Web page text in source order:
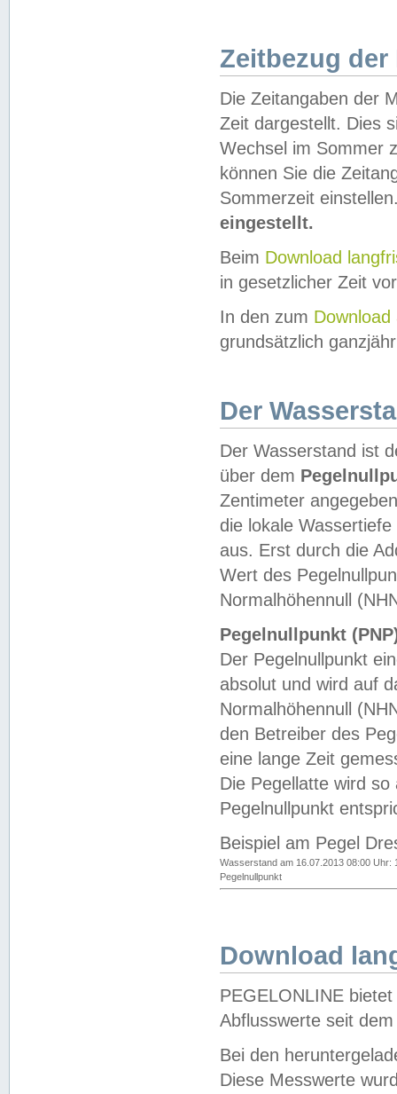
Zeitbezug der
Die Zeitangaben der
Zeit dargestellt. Dies
Wechsel im Sommer
können Sie die
Sommerzeit
eingestellt.
Beim Download
in gesetzlicher Zeit
In den zum Download
grundsätzlich
Der
Der Wasserstand ist
über dem
Zentimeter
die lokale
aus. Erst durch die
Wert des
Normalhöhennull
Pegelnullpunkt
Der Pegelnullpunkt
absolut und wird auf
Normalhöhennull
den Betreiber des
eine lange Zeit
Die Pegellatte wird
Pegelnullpunkt
Beispiel am Pegel
Wasserstand am 16.07.2013 08:00 Uhr:
Pegelnullpunkt
Download
PEGELONLINE
Abflusswerte seit
Bei den
Diese Messwerte